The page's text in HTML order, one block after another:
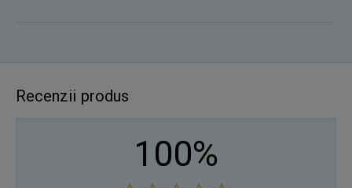
Recenzii produs
100%